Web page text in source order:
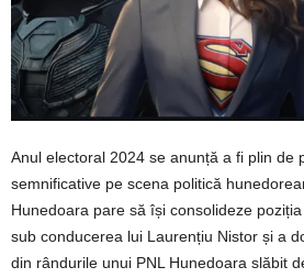
Anul electoral 2024 se anunță a fi plin de
semnificative pe scena politică
Hunedoara pare să își consolideze
sub conducerea lui Laurențiu Nistor și a
din rândurile unui PNL Hunedoara slăbit